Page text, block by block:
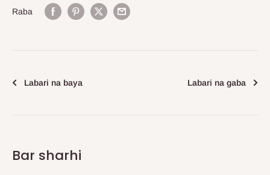
Raba
Labari na baya Labari na gaba
Bar sharhi